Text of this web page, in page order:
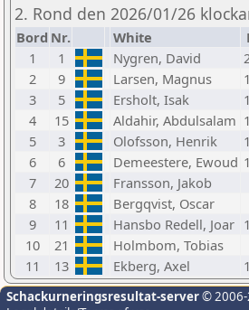
2. Rond den 2026/01/26
Bord Nr. White
1
1 Nygren, David
2
9 Larsen, Magnus
3
5 Ersholt, Isak
4
15 Aldahir, Abdulsalam
5
3 Olofsson, Henrik
6
6 Demeestere, Ewoud
7
20 Fransson, Jakob
8
18 Bergqvist, Oscar
9
11 Hansbo Redell, Joar
10
21 Holmbom, Tobias
11
13 Ekberg, Axel
Schackurneringsresultat-server© 2006-